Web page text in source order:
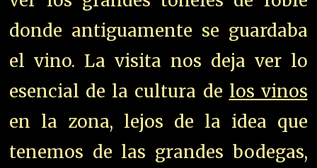
donde antiguamente se guardaba
el vino. La visita nos deja ver lo
esencial de la cultura de los vinos
en la zona, lejos de la idea que
tenemos de las grandes bodegas,